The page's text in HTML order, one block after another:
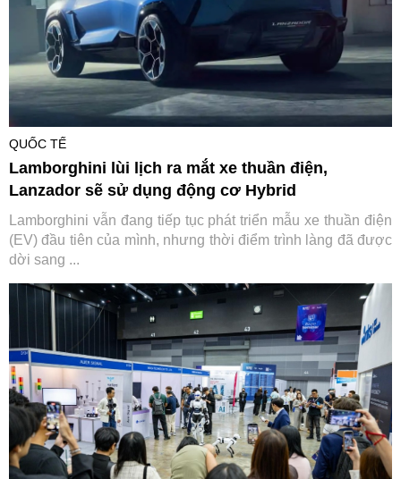
QUỐC TẾ
Lamborghini lùi lịch ra mắt xe thuần điện,
Lanzador sẽ sử dụng động cơ Hybrid
Lamborghini vẫn đang tiếp tục phát triển mẫu xe thuần điện
(EV) đầu tiên của mình, nhưng thời điểm trình làng đã được
dời sang ...